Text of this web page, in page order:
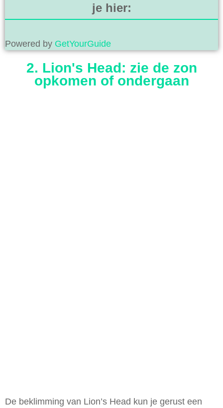
je hier:
Powered by GetYourGuide
2. Lion's Head: zie de zon
opkomen of ondergaan
De beklimming van Lion’s Head kun je gerust een